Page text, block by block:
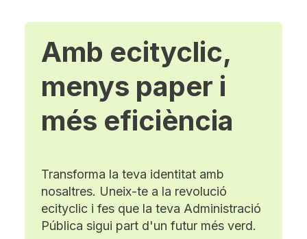
Amb ecityclic,
menys paper i
més eficiència
Transforma la teva identitat amb
nosaltres. Uneix-te a la revolució
ecityclic i fes que la teva Administració
Pública sigui part d'un futur més verd.